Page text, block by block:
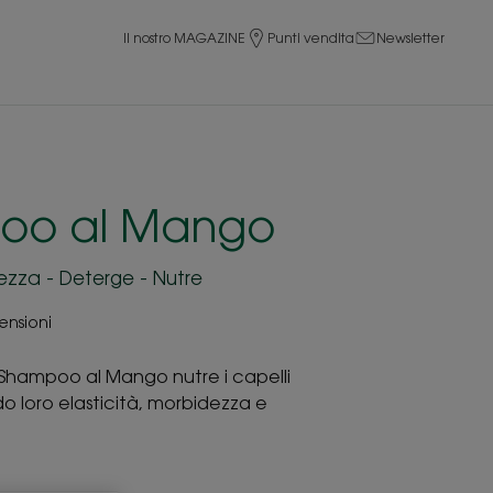
Il nostro MAGAZINE Punti vendita Newsletter
al Mango
- Deterge - Nutre
al Mango nutre i capelli
loro elasticità, morbidezza e